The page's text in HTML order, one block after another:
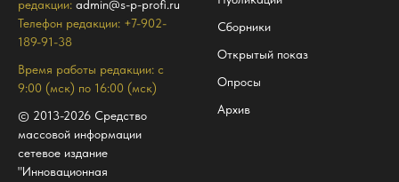
редакции: admin@s-p-profi.ru
Телефон редакции: +7-902-
189-91-38
Время работы редакции: с
9:00 (мск) по 16:00 (мск)
© 2013-2026 Средство
массовой информации
сетевое издание
"Инновационная
Сборники
Открытый показ
Опросы
Архив